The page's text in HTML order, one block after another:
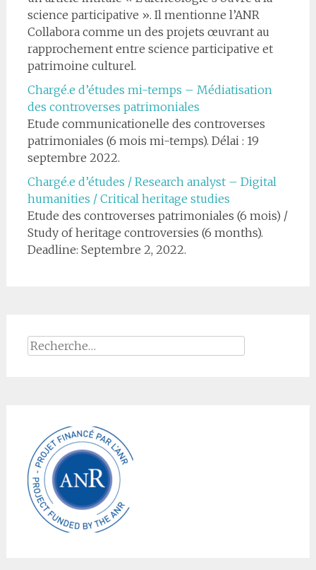
science participative ». Il mentionne l’ANR
Collabora comme un des projets œuvrant au
rapprochement entre science participative et
patrimoine culturel.
Chargé.e d’études mi-temps – Médiatisation
des controverses patrimoniales
Etude communicationelle des controverses
patrimoniales (6 mois mi-temps). Délai : 19
septembre 2022.
Chargé.e d’études / Research analyst – Digital
humanities / Critical heritage studies
Etude des controverses patrimoniales (6 mois) /
Study of heritage controversies (6 months).
Deadline: Septembre 2, 2022.
Rechercher :